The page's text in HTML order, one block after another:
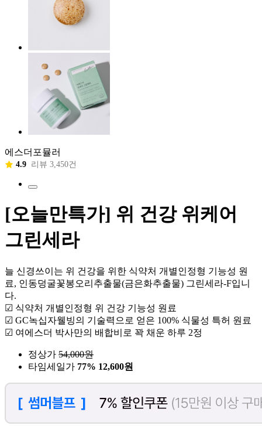
에스더포뮬러
4.9 리뷰 3,450건
[오늘만특가] 위 건강 위케어
그린세라
늘 신경쓰이는 위 건강을 위한 식약처 개별인정형 기능성 원
료, 인동덩굴꽃봉오리추출물(금은화추출물) 그린세라-F입니
다.
☑ 식약처 개별인정형 위 건강 기능성 원료
☑ GC녹십자웰빙의 기술력으로 얻은 100% 식물성 특허 원료
☑ 여에스더 박사만의 배합비로 꽉 채운 하루 2정
정상가 54,000원
타임세일가 77% 12,600원